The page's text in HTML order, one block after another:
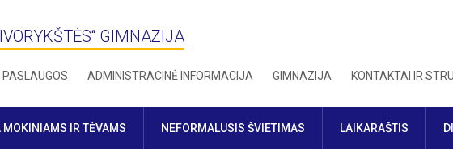
GIMNAZIJA
PASLAUGOS ADMINISTRACINĖ INFORMACIJA GIMNAZIJA KONTAKTAI IR
MOKINIAMS IR TĖVAMS NEFORMALUSIS ŠVIETIMAS LAIKARAŠTIS